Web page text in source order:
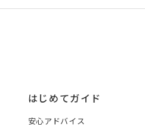
はじめてガイド
安心アドバイス